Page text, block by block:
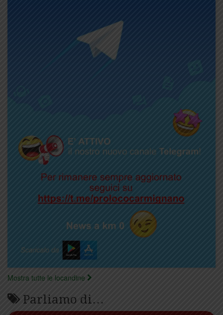
Mostra tutte le locandine
Parliamo di…